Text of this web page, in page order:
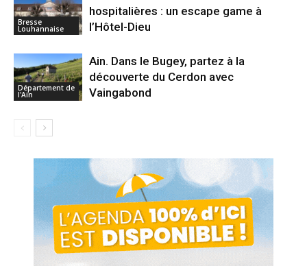
Bresse
Louhannaise
hospitalières : un escape game à
l’Hôtel-Dieu
Département de
l'Ain
Ain. Dans le Bugey, partez à la
découverte du Cerdon avec
Vaingabond